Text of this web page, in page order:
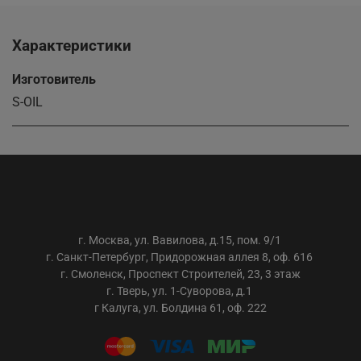
Характеристики
Изготовитель
S-OIL
г. Москва, ул. Вавилова, д.15, пом. 9/1
г. Санкт-Петербург, Придорожная аллея 8, оф. 616
г. Смоленск, Проспект Строителей, 23, 3 этаж
г. Тверь, ул. 1-Суворова, д.1
г Калуга, ул. Болдина 61, оф. 222